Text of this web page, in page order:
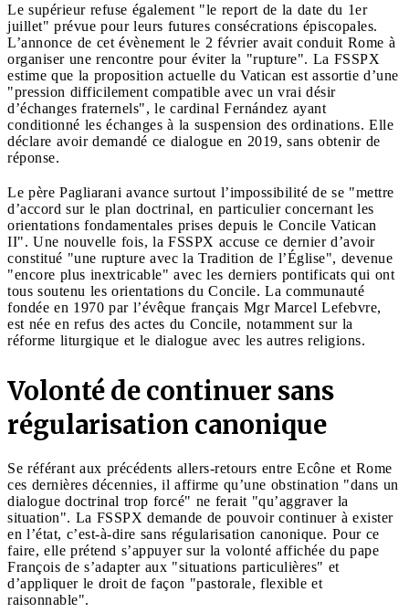
Le supérieur refuse également "le report de la date du 1er
juillet" prévue pour leurs futures consécrations épiscopales.
L’annonce de cet évènement le 2 février avait conduit Rome à
organiser une rencontre pour éviter la "rupture". La FSSPX
estime que la proposition actuelle du Vatican est assortie d’une
"pression difficilement compatible avec un vrai désir
d’échanges fraternels", le cardinal Fernández ayant
conditionné les échanges à la suspension des ordinations. Elle
déclare avoir demandé ce dialogue en 2019, sans obtenir de
réponse.
Le père Pagliarani avance surtout l’impossibilité de se "mettre
d’accord sur le plan doctrinal, en particulier concernant les
orientations fondamentales prises depuis le Concile Vatican
II". Une nouvelle fois, la FSSPX accuse ce dernier d’avoir
constitué "une rupture avec la Tradition de l’Église", devenue
"encore plus inextricable" avec les derniers pontificats qui ont
tous soutenu les orientations du Concile. La communauté
fondée en 1970 par l’évêque français Mgr Marcel Lefebvre,
est née en refus des actes du Concile, notamment sur la
réforme liturgique et le dialogue avec les autres religions.
Volonté de continuer sans
régularisation canonique
Se référant aux précédents allers-retours entre Ecône et Rome
ces dernières décennies, il affirme qu’une obstination "dans un
dialogue doctrinal trop forcé" ne ferait "qu’aggraver la
situation". La FSSPX demande de pouvoir continuer à exister
en l’état, c’est-à-dire sans régularisation canonique. Pour ce
faire, elle prétend s’appuyer sur la volonté affichée du pape
François de s’adapter aux "situations particulières" et
d’appliquer le droit de façon "pastorale, flexible et
raisonnable".